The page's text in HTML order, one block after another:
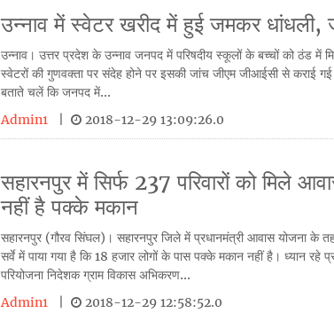
उन्नाव में स्वेटर खरीद में हुई जमकर
उन्नाव। उत्तर प्रदेश के उन्नाव जनपद में परिषदीय स्कूलों के बच्चों को ठंड में
स्वेटरों की गुणवक्ता पर संदेह होने पर इसकी जांच जीएम जीआईसी से कराई गई
बताते चलें कि जनपद में...
Admin1
| 2018-12-29 13:09:26.0
सहारनपुर में सिर्फ 237 परिवारों को मिले
नहीं है पक्के मकान
सहारनपुर (गौरव सिंघल)। सहारनपुर जिले में प्रधानमंत्री आवास योजना के
सर्वे में पाया गया है कि 18 हजार लोगों के पास पक्के मकान नहीं है। ध्यान
परियोजना निदेशक ग्राम विकास अभिकरण...
Admin1
| 2018-12-29 12:58:52.0